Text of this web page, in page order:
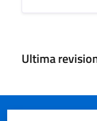
Ultima